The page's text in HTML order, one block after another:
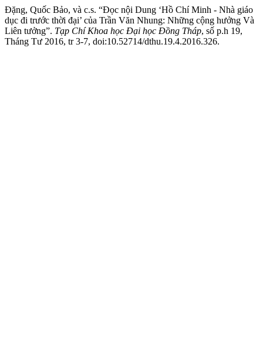
Đặng, Quốc Bảo, và c.s. “Đọc nội Dung ‘Hồ Chí Minh - Nhà giáo
dục đi trước thời đại’ của Trần Văn Nhung: Những cộng hưởng Và
Liên tưởng”. Tạp Chí Khoa học Đại học Đồng Tháp, số p.h 19,
Tháng Tư 2016, tr 3-7, doi:10.52714/dthu.19.4.2016.326.